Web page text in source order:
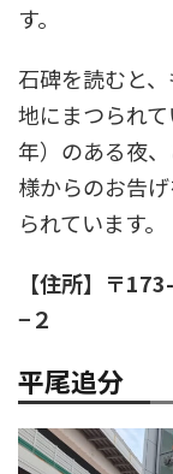
す。
石碑を読むと
地にまつられ
年）のある夜
様からのお告
られています。
【住所】〒
−２
平尾追分